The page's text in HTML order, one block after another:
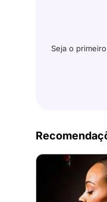
Seja o